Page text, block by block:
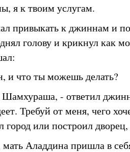
я к твоим услугам.
привыкать к джиннам и
голову и крикнул как
и что ты можешь делать?
- ответил
Требуй от меня, чего
город или построил
Аладдина пришла в